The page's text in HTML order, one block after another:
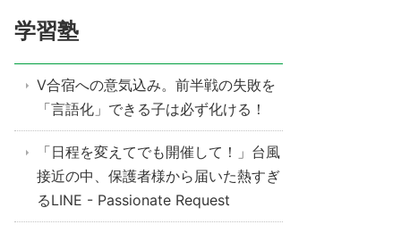
学習塾
V合宿への意気込み。前半戦の失敗を
「言語化」できる子は必ず化ける！
「日程を変えてでも開催して！」台風
接近の中、保護者様から届いた熱すぎ
るLINE - Passionate Request